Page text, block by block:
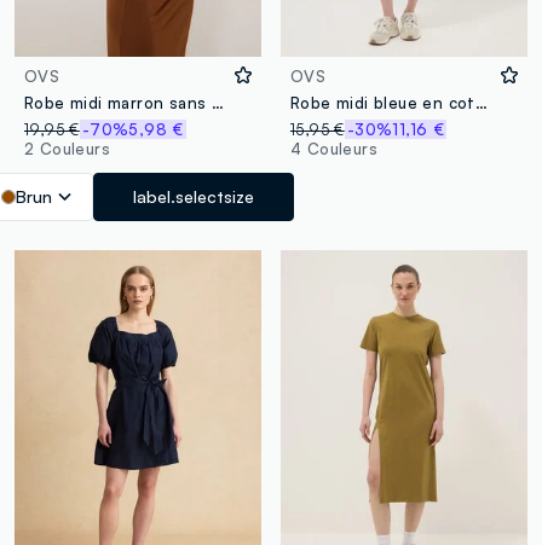
OVS
Robe midi marron sans manches en tissu extensible
19,95 €-70%5,98 €
2 Couleurs
Brun label.selectsize
OVS
Robe midi bleue en coton stretch côtelé
15,95 € -30%11,16 €
4 Couleurs